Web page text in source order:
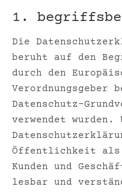
1.
Die
beruht auf den
durch den
Verordnungsgeber
Datenschutz-
verwendet wurden.
Öffentlichkeit als
Kunden und
lesbar und